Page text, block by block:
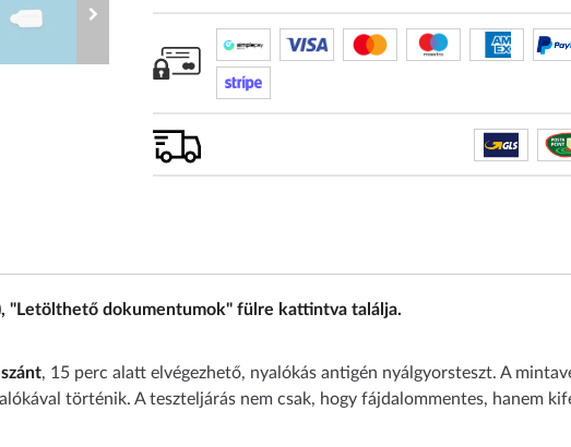
"Letölthető dokumentumok" fülre kattintva találja.
, 15 perc alatt elvégezhető, nyalókás antigén nyálgyorsteszt. A
történik. A teszteljárás nem csak, hogy fájdalommentes, hanem